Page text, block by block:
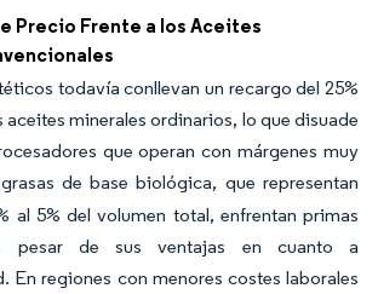
Precio Frente a los Aceites
todavía conllevan un recargo del 25%
aceites minerales ordinarios, lo que disuade
que operan con márgenes muy
de base biológica, que representan
al 5% del volumen total, enfrentan primas
pesar de sus ventajas en cuanto a
En regiones con menores costes laborales